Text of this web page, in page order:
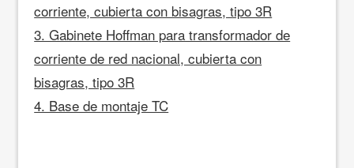
corriente, cubierta con bisagras, tipo 3R
3. Gabinete Hoffman para transformador de
corriente de red nacional, cubierta con
bisagras, tipo 3R
4. Base de montaje TC